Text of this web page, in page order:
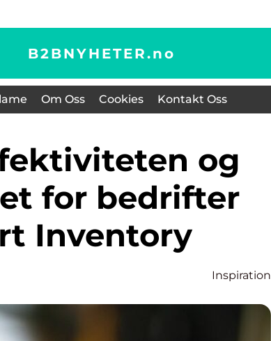
B2BNYHETER.no
Om Oss Cookies Kontakt Oss
for bedrifter
Inventory
Inspiration